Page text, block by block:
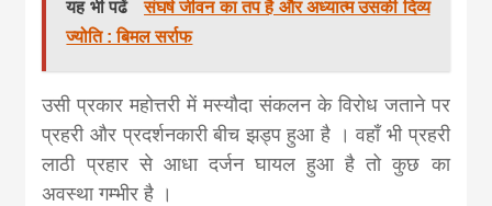
यह भी पढें
संघर्ष जीवन का तप है और अध्यात्म उसकी दिव्य
ज्योति : बिमल सर्राफ
उसी प्रकार महोत्तरी में मस्यौदा संकलन के विरोध जताने पर
प्रहरी और प्रदर्शनकारी बीच झड्प हुआ है । वहाँ भी प्रहरी
लाठी प्रहार से आधा दर्जन घायल हुआ है तो कुछ का
अवस्था गम्भीर है ।